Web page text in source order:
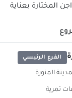
المختارة بعناية
الفرع الرئيسي
المنورة
تمرية